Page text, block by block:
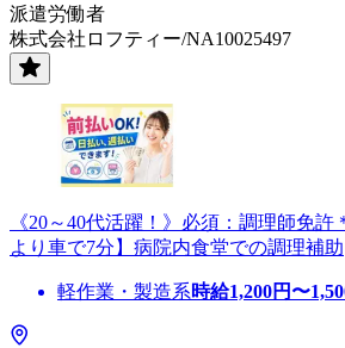
派遣労働者
株式会社ロフティー/NA10025497
《20～40代活躍！》必須：調理師免
より車で7分】病院内食堂での調理補助
軽作業・製造系時給1,200円〜